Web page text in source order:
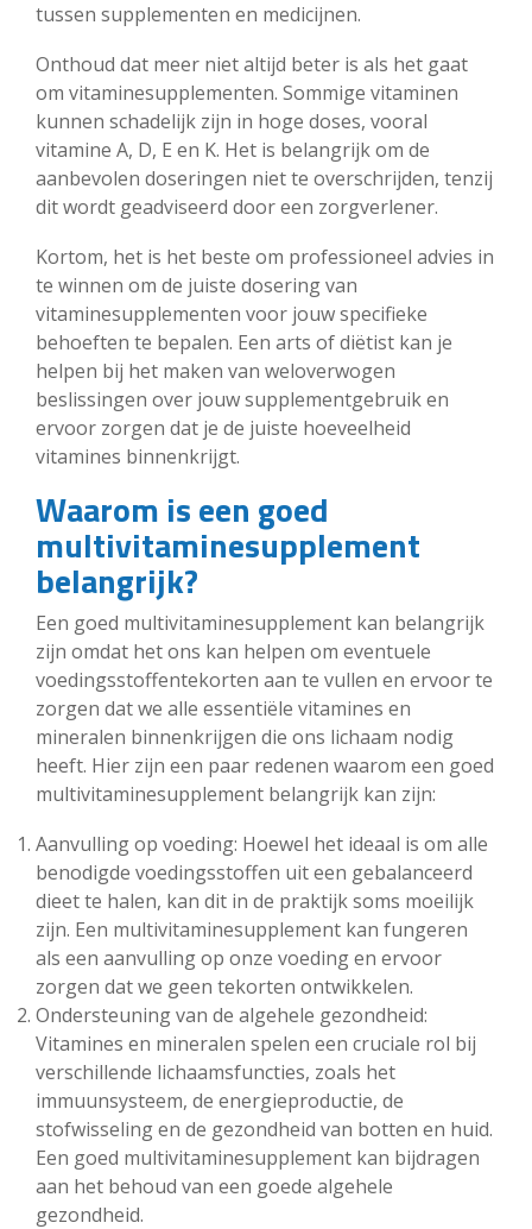
tussen supplementen en medicijnen.
Onthoud dat meer niet altijd beter is als het gaat
om vitaminesupplementen. Sommige vitaminen
kunnen schadelijk zijn in hoge doses, vooral
vitamine A, D, E en K. Het is belangrijk om de
aanbevolen doseringen niet te overschrijden, tenzij
dit wordt geadviseerd door een zorgverlener.
Kortom, het is het beste om professioneel advies in
te winnen om de juiste dosering van
vitaminesupplementen voor jouw specifieke
behoeften te bepalen. Een arts of diëtist kan je
helpen bij het maken van weloverwogen
beslissingen over jouw supplementgebruik en
ervoor zorgen dat je de juiste hoeveelheid
vitamines binnenkrijgt.
Waarom is een goed
multivitaminesupplement
belangrijk?
Een goed multivitaminesupplement kan belangrijk
zijn omdat het ons kan helpen om eventuele
voedingsstoffentekorten aan te vullen en ervoor te
zorgen dat we alle essentiële vitamines en
mineralen binnenkrijgen die ons lichaam nodig
heeft. Hier zijn een paar redenen waarom een goed
multivitaminesupplement belangrijk kan zijn:
Aanvulling op voeding: Hoewel het ideaal is om alle
benodigde voedingsstoffen uit een gebalanceerd
dieet te halen, kan dit in de praktijk soms moeilijk
zijn. Een multivitaminesupplement kan fungeren
als een aanvulling op onze voeding en ervoor
zorgen dat we geen tekorten ontwikkelen.
Ondersteuning van de algehele gezondheid:
Vitamines en mineralen spelen een cruciale rol bij
verschillende lichaamsfuncties, zoals het
immuunsysteem, de energieproductie, de
stofwisseling en de gezondheid van botten en huid.
Een goed multivitaminesupplement kan bijdragen
aan het behoud van een goede algehele
gezondheid.